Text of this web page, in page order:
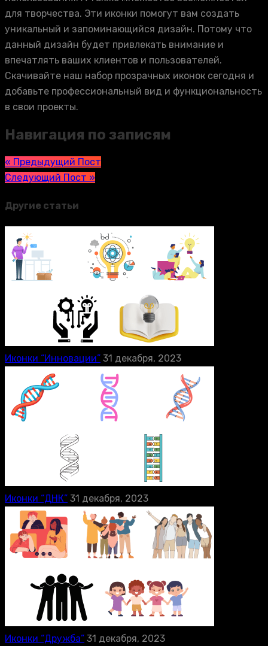
для творчества. Эти иконки помогут вам создать
уникальный и запоминающийся дизайн. Потому что
данный дизайн будет привлекать внимание и
впечатлять ваших клиентов и пользователей.
Скачивайте наш набор прозрачных иконок сегодня и
добавьте профессиональный вид и функциональность
в свои проекты.
Навигация по записям
« Предыдущий Пост
Следующий Пост »
Другие статьи
Иконки “Инновации” 31 декабря, 2023
Иконки “ДНК” 31 декабря, 2023
Иконки “Дружба” 31 декабря, 2023